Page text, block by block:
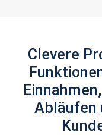
Clevere
Abläufen